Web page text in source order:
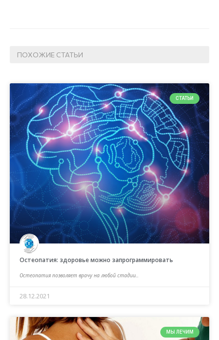
ПОХОЖИЕ СТАТЬИ
СТАТЬИ
Остеопатия: здоровье можно запрограммировать
Остеопатия позволяет врачу на любой стадии..
28.12.2021
МЫ ЛЕЧИМ